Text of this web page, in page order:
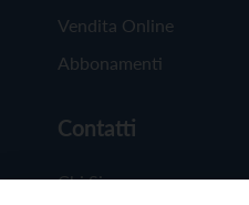
Vendita Online
Abbonamenti
Contatti
Chi Siamo